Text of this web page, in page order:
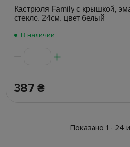
Кастрюля Family с крышкой,
стекло, 24см, цвет белый
В наличии
387 ₴
Показано 1 - 24